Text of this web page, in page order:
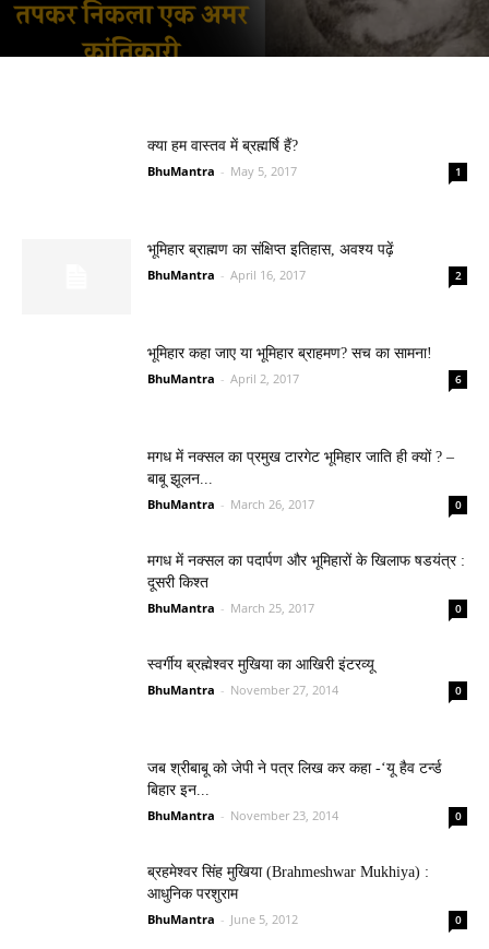
क्या हम वास्तव में ब्रह्मर्षि हैं?
BhuMantra - May 5, 2017 1
भूमिहार ब्राह्मण का संक्षिप्त इतिहास, अवश्य पढ़ें
BhuMantra - April 16, 2017 2
भूमिहार कहा जाए या भूमिहार ब्राहमण? सच का सामना!
BhuMantra - April 2, 2017 6
मगध में नक्सल का प्रमुख टारगेट भूमिहार जाति ही क्यों ? –
बाबू झूलन...
BhuMantra - March 26, 2017 0
मगध में नक्सल का पदार्पण और भूमिहारों के खिलाफ षडयंत्र :
दूसरी किश्त
BhuMantra - March 25, 2017 0
स्वर्गीय ब्रह्मेश्वर मुखिया का आखिरी इंटरव्यू
BhuMantra - November 27, 2014 0
जब श्रीबाबू को जेपी ने पत्र लिख कर कहा -‘यू हैव टर्न्ड
बिहार इन...
BhuMantra - November 23, 2014 0
ब्रहमेश्वर सिंह मुखिया (Brahmeshwar Mukhiya) :
आधुनिक परशुराम
BhuMantra - June 5, 2012 0